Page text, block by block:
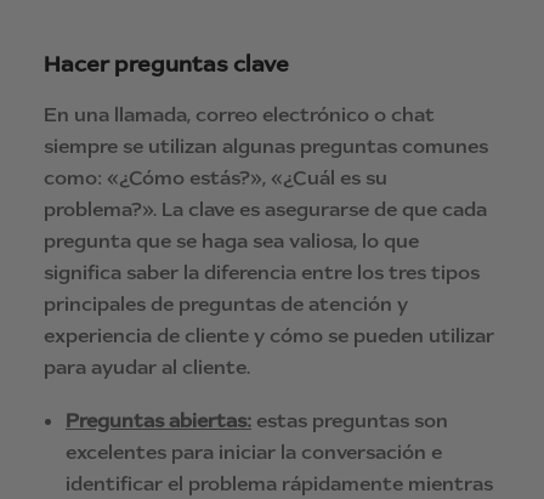
Hacer preguntas clave
En una llamada, correo electrónico o chat
siempre se utilizan algunas preguntas comunes
como: «¿Cómo estás?», «¿Cuál es su
problema?». La clave es asegurarse de que cada
pregunta que se haga sea valiosa, lo que
significa saber la diferencia entre los tres tipos
principales de preguntas de atención y
experiencia de cliente y cómo se pueden utilizar
para ayudar al cliente.
Preguntas abiertas: estas preguntas son
excelentes para iniciar la conversación e
identificar el problema rápidamente mientras